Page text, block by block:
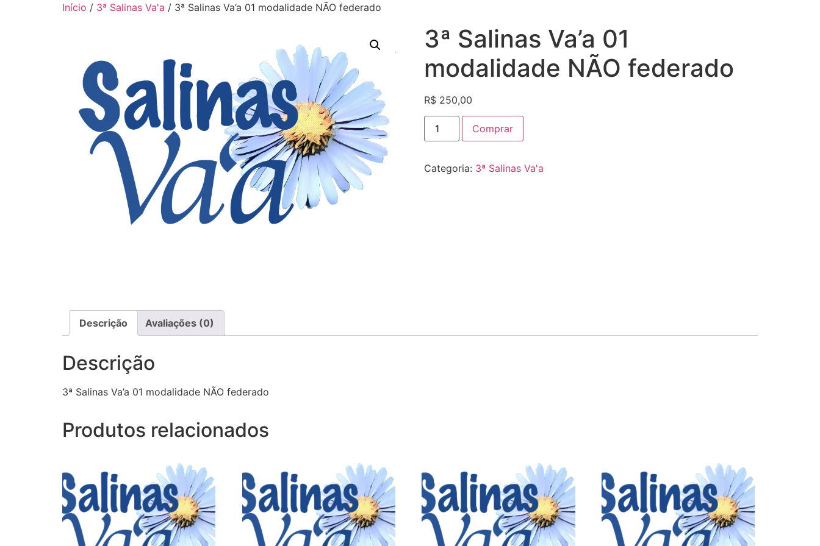
Início / 3ª Salinas Va'a / 3ª Salinas Va’a 01 modalidade NÃO federado
3ª Salinas Va’a 01
modalidade NÃO federado
R$250,00
Comprar
Categoria: 3ª Salinas Va'a
Descrição Avaliações (0)
Descrição
3ª Salinas Va’a 01 modalidade NÃO federado
Produtos relacionados